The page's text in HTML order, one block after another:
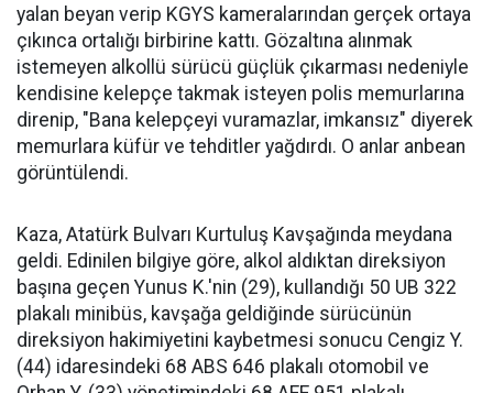
yalan beyan verip KGYS kameralarından gerçek ortaya
çıkınca ortalığı birbirine kattı. Gözaltına alınmak
istemeyen alkollü sürücü güçlük çıkarması nedeniyle
kendisine kelepçe takmak isteyen polis memurlarına
direnip, "Bana kelepçeyi vuramazlar, imkansız" diyerek
memurlara küfür ve tehditler yağdırdı. O anlar anbean
görüntülendi.
Kaza, Atatürk Bulvarı Kurtuluş Kavşağında meydana
geldi. Edinilen bilgiye göre, alkol aldıktan direksiyon
başına geçen Yunus K.'nin (29), kullandığı 50 UB 322
plakalı minibüs, kavşağa geldiğinde sürücünün
direksiyon hakimiyetini kaybetmesi sonucu Cengiz Y.
(44) idaresindeki 68 ABS 646 plakalı otomobil ve